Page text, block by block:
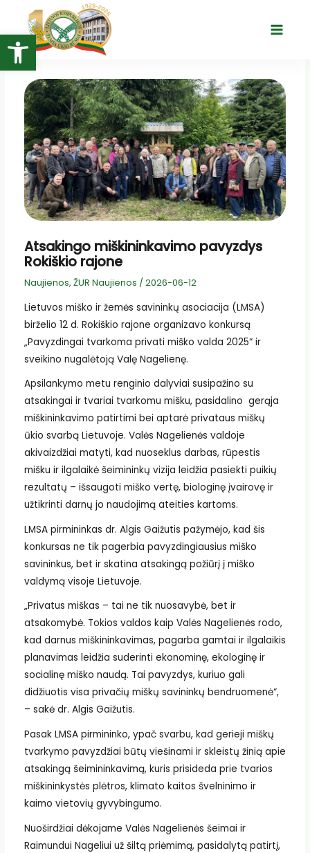
Open toolbar
turinio
Main
Atsakingo miškininkavimo pavyzdys
Rokiškio rajone
Naujienos, ŽUR Naujienos / 2026-06-12
Lietuvos miško ir žemės savininkų asociacija (LMSA)
birželio 12 d. Rokiškio rajone organizavo konkursą
„Pavyzdingai tvarkoma privati miško valda 2025“ ir
sveikino nugalėtoją Valę Nagelienę.
Apsilankymo metu renginio dalyviai susipažino su
atsakingai ir tvariai tvarkomu mišku, pasidalino gerąja
miškininkavimo patirtimi bei aptarė privataus miškų
ūkio svarbą Lietuvoje. Valės Nagelienės valdoje
akivaizdžiai matyti, kad nuoseklus darbas, rūpestis
mišku ir ilgalaikė šeimininkų vizija leidžia pasiekti puikių
rezultatų – išsaugoti miško vertę, biologinę įvairovę ir
užtikrinti darnų jo naudojimą ateities kartoms.
LMSA pirmininkas dr. Algis Gaižutis pažymėjo, kad šis
konkursas ne tik pagerbia pavyzdingiausius miško
savininkus, bet ir skatina atsakingą požiūrį į miško
valdymą visoje Lietuvoje.
„Privatus miškas – tai ne tik nuosavybė, bet ir
atsakomybė. Tokios valdos kaip Valės Nagelienės rodo,
kad darnus miškininkavimas, pagarba gamtai ir ilgalaikis
planavimas leidžia suderinti ekonominę, ekologinę ir
socialinę miško naudą. Tai pavyzdys, kuriuo gali
didžiuotis visa privačių miškų savininkų bendruomenė“,
– sakė dr. Algis Gaižutis.
Pasak LMSA pirmininko, ypač svarbu, kad gerieji miškų
tvarkymo pavyzdžiai būtų viešinami ir skleistų žinią apie
atsakingą šeimininkavimą, kuris prisideda prie tvarios
miškininkystės plėtros, klimato kaitos švelninimo ir
kaimo vietovių gyvybingumo.
Nuoširdžiai dėkojame Valės Nagelienės šeimai ir
Raimundui Nageliui už šiltą priėmimą, pasidalytą patirtį,